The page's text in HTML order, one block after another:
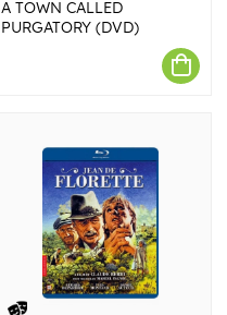
A TOWN CALLED
PURGATORY (DVD)